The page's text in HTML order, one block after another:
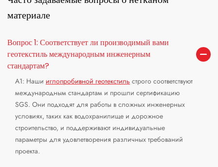
материале
Вопрос 1: Соответствует ли производимый вами
геотекстиль международным инженерным
стандартам?
A1: Наши иглопробивной геотекстиль строго соответствуют
международным стандартам и прошли сертификацию
SGS. Они подходят для работы в сложных инженерных
условиях, таких как водохранилище и дорожное
строительство, и поддерживают индивидуальные
параметры для удовлетворения различных требований
проекта.